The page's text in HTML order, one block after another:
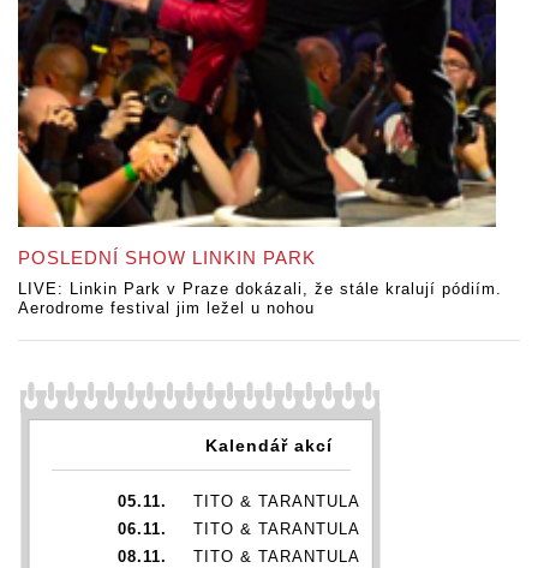
POSLEDNÍ SHOW LINKIN PARK
LIVE: Linkin Park v Praze dokázali, že stále kralují pódiím.
Aerodrome festival jim ležel u nohou
Kalendář akcí
05.11.
TITO & TARANTULA
06.11.
TITO & TARANTULA
08.11.
TITO & TARANTULA